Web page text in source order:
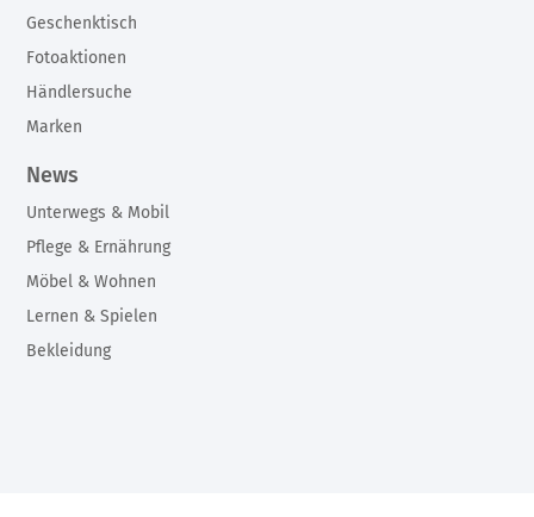
Geschenktisch
Fotoaktionen
Händlersuche
Marken
News
Unterwegs & Mobil
Pflege & Ernährung
Möbel & Wohnen
Lernen & Spielen
Bekleidung